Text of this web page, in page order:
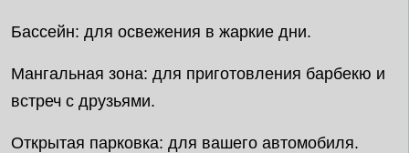
Бассейн: для освежения в жаркие дни.
Мангальная зона: для приготовления барбекю и
встреч с друзьями.
Открытая парковка: для вашего автомобиля.